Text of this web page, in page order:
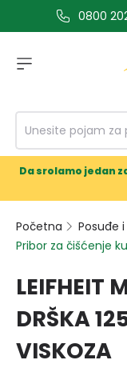
glavni sadržaj
0800
Da srolamo jedan
Početna
Posuđe
Pribor za čišćenje
LEIFHEIT
DRŠKA
VISKOZA